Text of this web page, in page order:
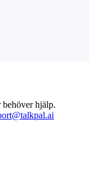
hjälp.